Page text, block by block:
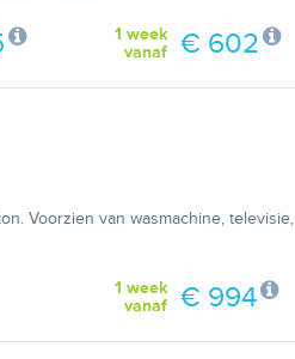
1 week
vanaf
€ 602
Voorzien van wasmachine, televisie,
1 week
vanaf
€ 994